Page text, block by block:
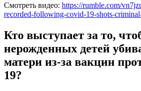
Смотреть видео: https://rumble.com/
recorded-following-covid-19-shots-
Кто выступает за то,
нерожденных детей
матери из-за вакцин
19?